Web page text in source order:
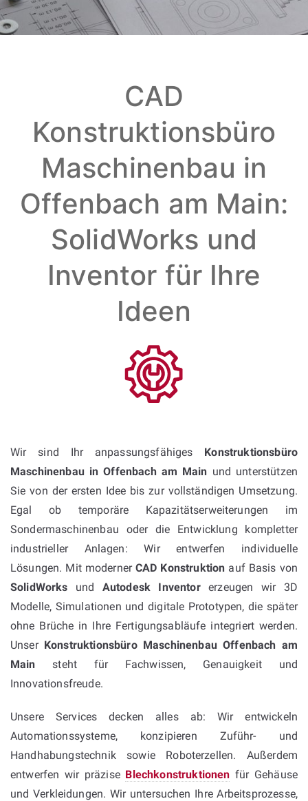
CAD
Konstruktionsbüro
Maschinenbau in
Offenbach am Main:
SolidWorks und
Inventor für Ihre
Ideen
Wir sind Ihr anpassungsfähiges Konstruktionsbüro
Maschinenbau in Offenbach am Main und unterstützen
Sie von der ersten Idee bis zur vollständigen Umsetzung.
Egal ob temporäre Kapazitätserweiterungen im
Sondermaschinenbau oder die Entwicklung kompletter
industrieller Anlagen: Wir entwerfen individuelle
Lösungen. Mit modernerCAD Konstruktion auf Basis von
SolidWorks und Autodesk Inventorerzeugen wir 3D
Modelle, Simulationen und digitale Prototypen, die später
ohne Brüche in Ihre Fertigungsabläufe integriert werden.
Unser Konstruktionsbüro Maschinenbau Offenbach am
Main steht für Fachwissen, Genauigkeit und
Innovationsfreude.
Unsere Services decken alles ab: Wir entwickeln
Automationssysteme, konzipieren Zuführ- und
Handhabungstechnik sowie Roboterzellen. Außerdem
entwerfen wir präzise Blechkonstruktionen für Gehäuse
und Verkleidungen. Wir untersuchen Ihre Arbeitsprozesse,